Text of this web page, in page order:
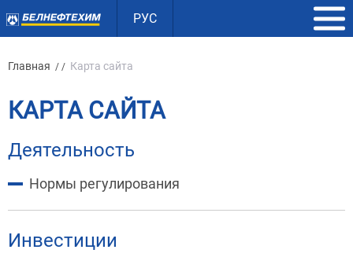
РУС
Главная / / Карта сайта
КАРТА САЙТА
Деятельность
Нормы регулирования
Инвестиции